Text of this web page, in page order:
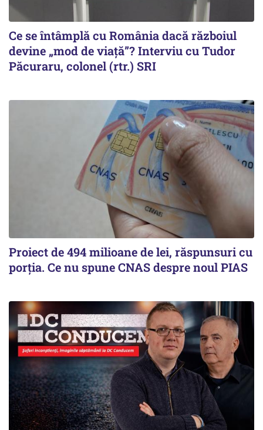
Ce se întâmplă cu România dacă războiul
devine „mod de viață”? Interviu cu Tudor
Păcuraru, colonel (rtr.) SRI
Proiect de 494 milioane de lei, răspunsuri cu
porția. Ce nu spune CNAS despre noul PIAS